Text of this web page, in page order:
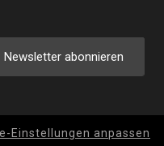
Newsletter abonnieren
Einstellungen anpassen